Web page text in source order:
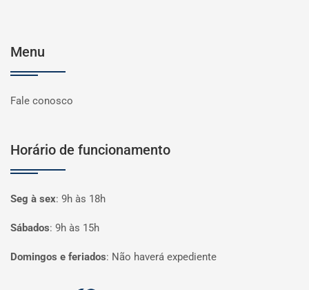
Menu
Fale conosco
Horário de funcionamento
Seg à sex: 9h às 18h
Sábados: 9h às 15h
Domingos e feriados: Não haverá expediente